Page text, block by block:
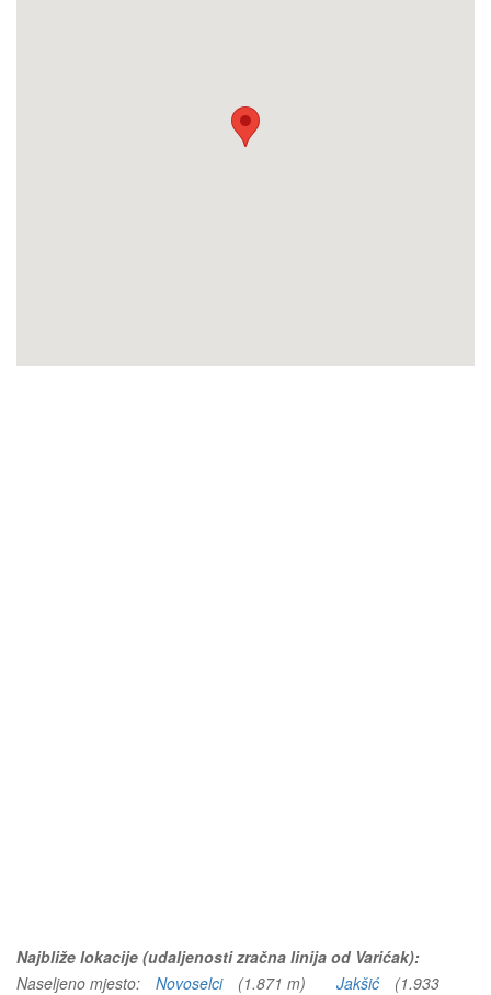
Najbliže lokacije (udaljenosti zračna linija od Varićak):
Naseljeno mjesto:
Novoselci (1.871 m) Jakšić
(1.933